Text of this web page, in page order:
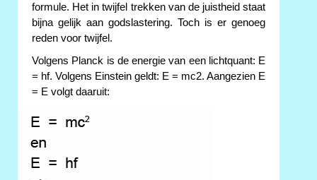
formule. Het in twijfel trekken van de juistheid staat
bijna gelijk aan godslastering. Toch is er genoeg
reden voor twijfel.
Volgens Planck is de energie van een lichtquant: E
= hf. Volgens Einstein geldt: E = mc2. Aangezien E
= E volgt daaruit: